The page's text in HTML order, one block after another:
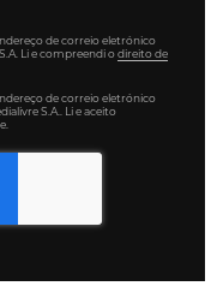
de correio eletrónico
Li e compreendi odireito de
de correio eletrónico
S.A.. Li e aceito